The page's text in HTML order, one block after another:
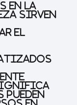
en la
sirven
el
en